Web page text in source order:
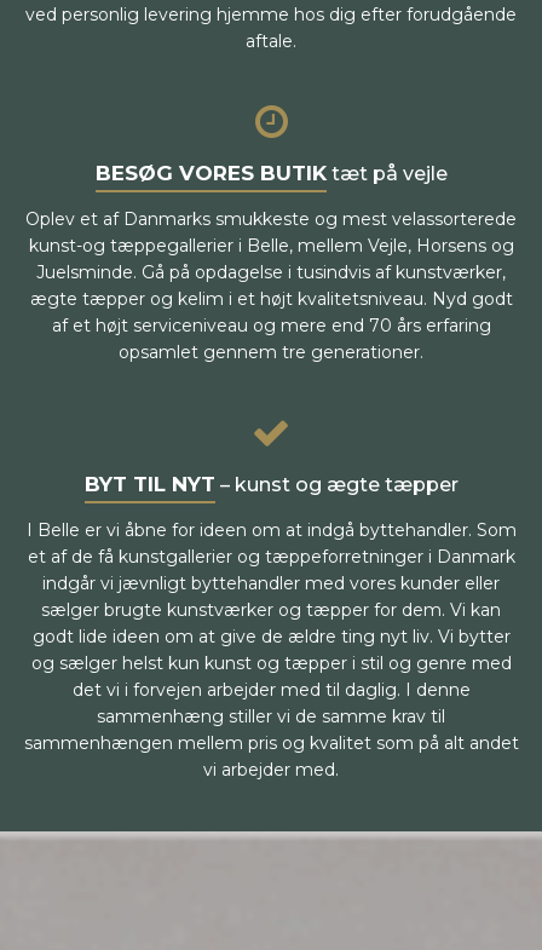
ved personlig levering hjemme hos dig efter forudgående
aftale.
BESØG VORES BUTIKtæt på vejle
Oplev et af Danmarks smukkeste og mest velassorterede
kunst-og tæppegallerier i Belle, mellem Vejle, Horsens og
Juelsminde. Gå på opdagelse i tusindvis af kunstværker,
ægte tæpper og kelim i et højt kvalitetsniveau. Nyd godt
af et højt serviceniveau og mere end 70 års erfaring
opsamlet gennem tre generationer.
BYT TIL NYT – kunst og ægte tæpper
I Belle er vi åbne for ideen om at indgå byttehandler. Som
et af de få kunstgallerier og tæppeforretninger i Danmark
indgår vi jævnligt byttehandler med vores kunder eller
sælger brugte kunstværker og tæpper for dem. Vi kan
godt lide ideen om at give de ældre ting nyt liv. Vi bytter
og sælger helst kun kunst og tæpper i stil og genre med
det vi i forvejen arbejder med til daglig. I denne
sammenhæng stiller vi de samme krav til
sammenhængen mellem pris og kvalitet som på alt andet
vi arbejder med.